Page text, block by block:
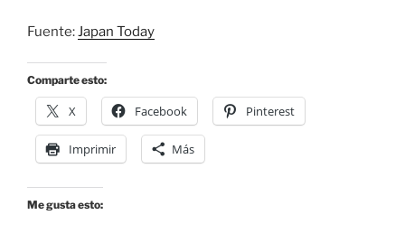
Fuente:Japan Today
Comparte esto:
X Facebook Pinterest
Imprimir Más
Me gusta esto: